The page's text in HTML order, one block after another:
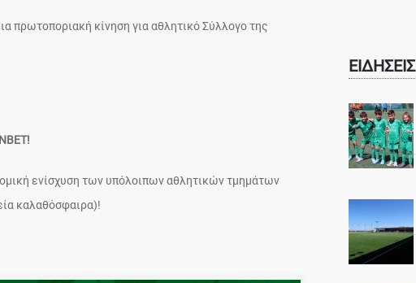
πρωτοποριακή κίνηση για αθλητικό Σύλλογο της
ενίσχυση των υπόλοιπων αθλητικών τμημάτων
καλαθόσφαιρα)!
ΕΙΔΗΣΕΙΣ